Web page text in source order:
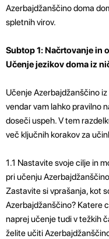
Azerbajdžanščino doma
spletnih virov.
Subtop 1: Načrtovanje in
Učenje jezikov doma iz
Učenje Azerbajdžanščino
vendar vam lahko pravilno
doseči uspeh. V tem
več ključnih korakov za
1.1 Nastavite svoje cilje in
pri učenju
Zastavite si vprašanja, kot
Azerbajdžanščino? Katere
naprej učenje tudi v težkih
želite učiti